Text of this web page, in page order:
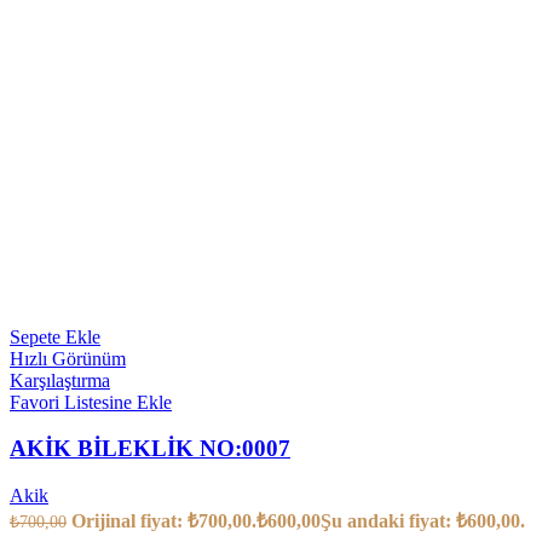
Sepete Ekle
Hızlı Görünüm
Karşılaştırma
Favori Listesine Ekle
AKİK BİLEKLİK NO:0007
Akik
₺700,00 Orijinal fiyat: ₺700,00.₺600,00Şu andaki fiyat: ₺600,00.